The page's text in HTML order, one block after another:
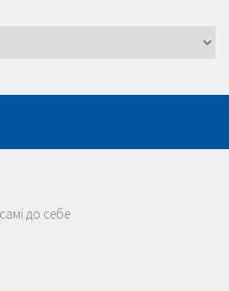
до себе